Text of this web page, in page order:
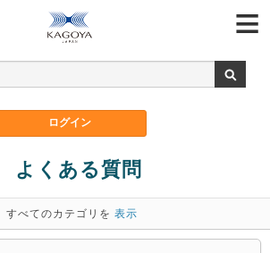
よくある質問
すべてのカテゴリを 表示